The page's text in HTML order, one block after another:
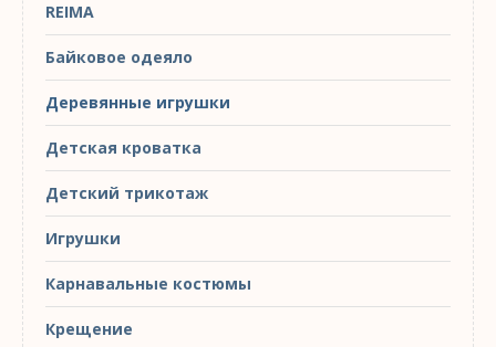
REIMA
Байковое одеяло
Деревянные игрушки
Детская кроватка
Детский трикотаж
Игрушки
Карнавальные костюмы
Крещение